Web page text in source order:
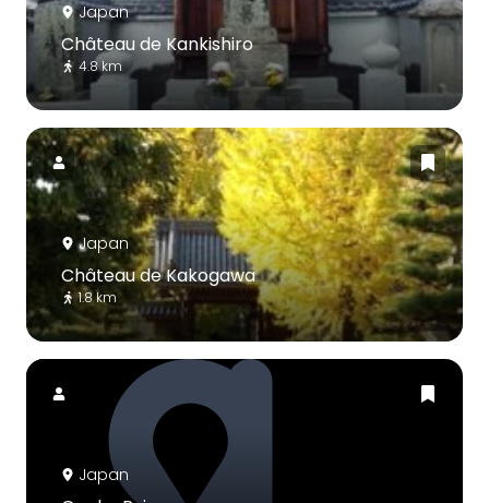
Japan
Château de Kankishiro
4.8 km
Japan
Château de Kakogawa
1.8 km
Japan